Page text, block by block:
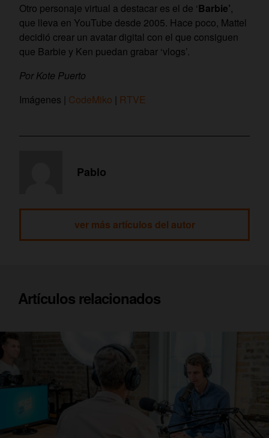
Otro personaje virtual a destacar es el de ‘Barbie’,
que lleva en YouTube desde 2005. Hace poco, Mattel
decidió crear un avatar digital con el que consiguen
que Barbie y Ken puedan grabar ‘vlogs’.
Por Kote Puerto
Imágenes | CodeMiko | RTVE
Pablo
ver más artículos del autor
Artículos relacionados